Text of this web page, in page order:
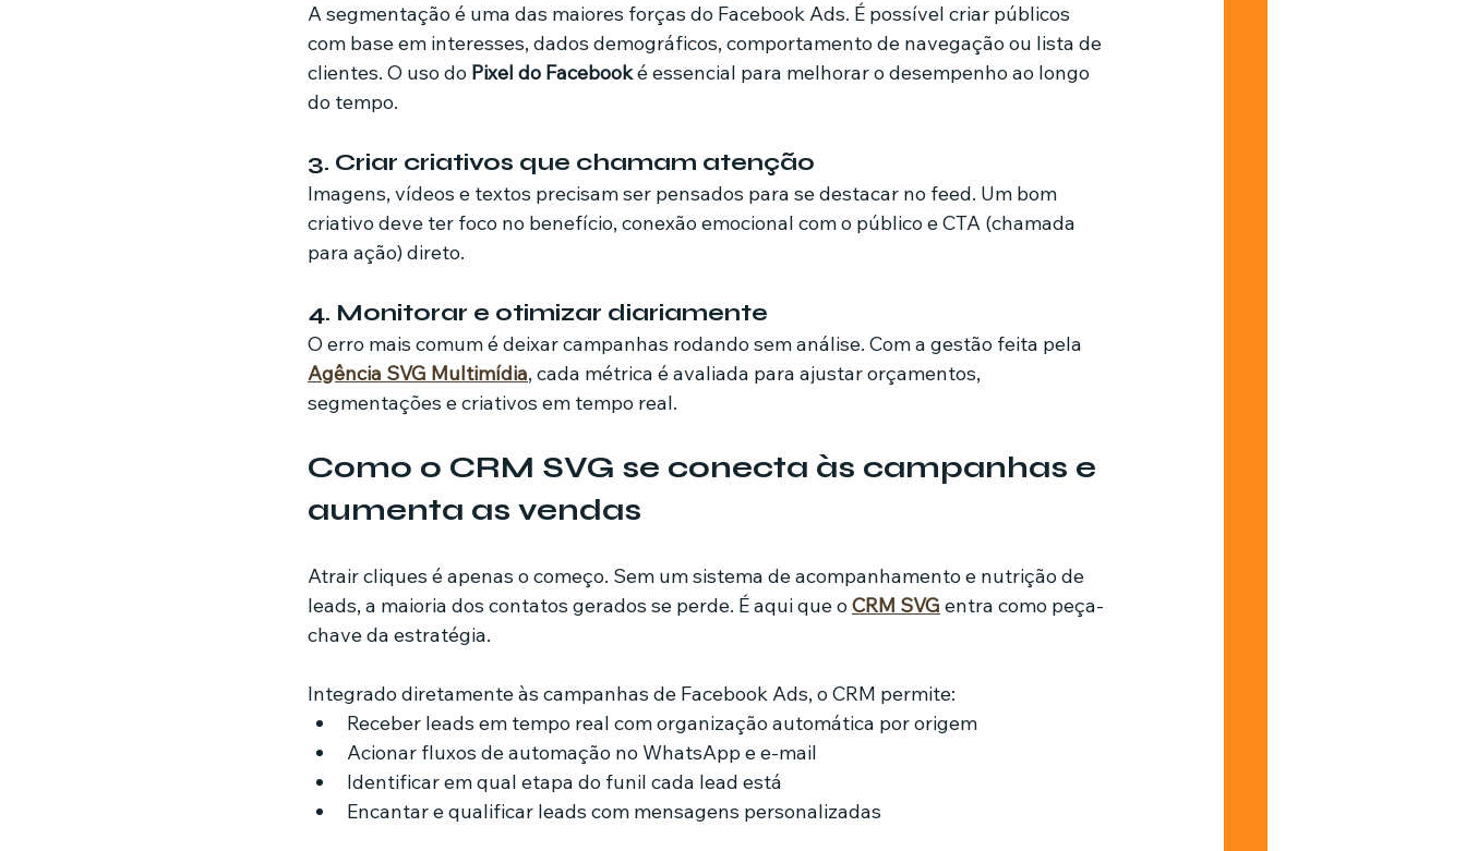
A segmentação é uma das maiores forças do Facebook Ads. É possível criar públicos
com base em interesses, dados demográficos, comportamento de navegação ou lista de
clientes. O uso do Pixel do Facebook é essencial para melhorar o desempenho ao longo
do tempo.
3. Criar criativos que chamam atenção
Imagens, vídeos e textos precisam ser pensados para se destacar no feed. Um bom
criativo deve ter foco no benefício, conexão emocional com o público e CTA (chamada
para ação) direto.
4. Monitorar e otimizar diariamente
O erro mais comum é deixar campanhas rodando sem análise. Com a gestão feita pela
Agência SVG Multimídia, cada métrica é avaliada para ajustar orçamentos,
segmentações e criativos em tempo real.
Como o CRM SVG se conecta às campanhas e
aumenta as vendas
Atrair cliques é apenas o começo. Sem um sistema de acompanhamento e nutrição de
leads, a maioria dos contatos gerados se perde. É aqui que o CRM SVG entra como peça-
chave da estratégia.
Integrado diretamente às campanhas de Facebook Ads, o CRM permite:
Receber leads em tempo real com organização automática por origem
Acionar fluxos de automação no WhatsApp e e-mail
Identificar em qual etapa do funil cada lead está
Encantar e qualificar leads com mensagens personalizadas